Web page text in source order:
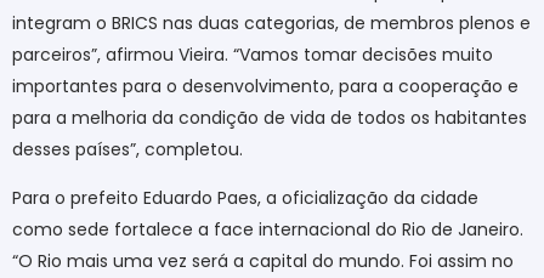
integram o BRICS nas duas categorias, de membros plenos e
parceiros”, afirmou Vieira. “Vamos tomar decisões muito
importantes para o desenvolvimento, para a cooperação e
para a melhoria da condição de vida de todos os habitantes
desses países”, completou.
Para o prefeito Eduardo Paes, a oficialização da cidade
como sede fortalece a face internacional do Rio de Janeiro.
“O Rio mais uma vez será a capital do mundo. Foi assim no